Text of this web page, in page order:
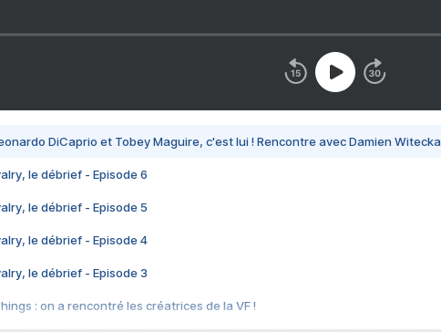
DiCaprio et Tobey Maguire, c'est lui ! Rencontre avec Damien Witecka
le débrief - Episode 6
le débrief - Episode 5
le débrief - Episode 4
le débrief - Episode 3
: on a rencontré les créatrices de la VF !